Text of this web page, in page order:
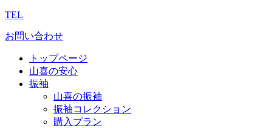
TEL
お問い合わせ
トップページ
山喜の安心
振袖
山喜の振袖
振袖コレクション
購入プラン